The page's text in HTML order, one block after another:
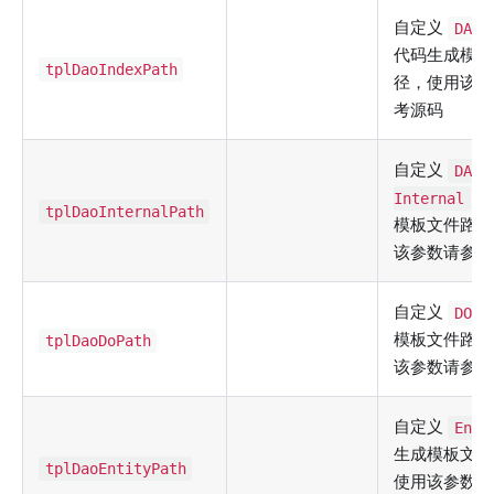
tplDaoIndexPath
自定义 DAO
代码生成模
径，使用该
考源码
tplDaoInternalPath
自定义
DAO
Internal
模板文件路
该参数请参
tplDaoDoPath
自定义 DO
模板文件路
该参数请参
tplDaoEntityPath
自定义
生成模板文
使用该参数